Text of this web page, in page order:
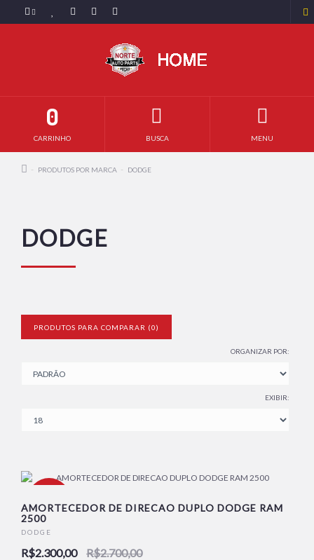
MENU
BUSCA
0
CARRINHO
PRODUTOS POR MARCA DODGE
DODGE
PRODUTOS PARA COMPARAR (0)
ORGANIZAR POR:
EXIBIR:
AMORTECEDOR DE DIRECAO DUPLO DODGE RAM
2500
DODGE
R$2.300,00 R$2.700,00